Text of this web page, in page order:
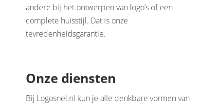
andere bij het ontwerpen van logo’s of een
complete huisstijl. Dat is onze
tevredenheidsgarantie.
Onze diensten
Bij Logosnel.nl kun je alle denkbare vormen van